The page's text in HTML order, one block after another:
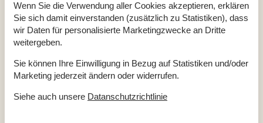
Gesamte Ausstattung
Badezimmer
Badezimmer
Duschniche
Waschbecken
WC
Diverse
Wenn Sie die Verwendung aller Cookies akzeptieren, erklären
Sie sich damit einverstanden (zusätzlich zu Statistiken), dass
wir Daten für personalisierte Marketingzwecke an Dritte
weitergeben.
Sie können Ihre Einwilligung in Bezug auf Statistiken und/oder
Marketing jederzeit ändern oder widerrufen.
Siehe auch unsere Datanschutzrichtlinie